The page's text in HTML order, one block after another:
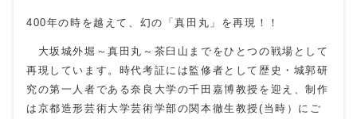
400年の時を越えて、幻の「真田丸」を再現！！
大坂城外堀～真田丸～茶臼山までをひとつの戦場として
再現しています。時代考証には監修者として歴史・城郭研
究の第一人者である奈良大学の千田嘉博教授を迎え、制作
は京都造形芸術大学芸術学部の関本徹生教授(当時）にご